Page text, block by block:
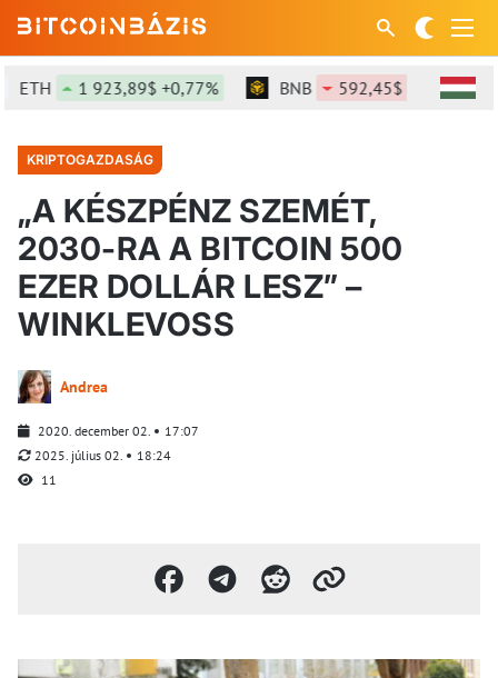
1 923,89$ +0,77% BNB 592,45$ -0,03%
KRIPTOGAZDASÁG
„A KÉSZPÉNZ SZEMÉT,
2030-RA A BITCOIN 500
EZER DOLLÁR LESZ” –
WINKLEVOSS
Andrea
2020. december 02.
17:07
2025. július 02.
18:24
11